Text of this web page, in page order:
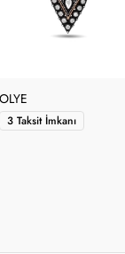
3 Taksit İmkanı